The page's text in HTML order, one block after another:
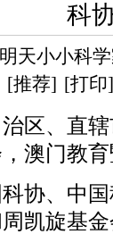
科
天小小科
[推荐] [打印]
区、直
澳门教育
、中国
凯旋基